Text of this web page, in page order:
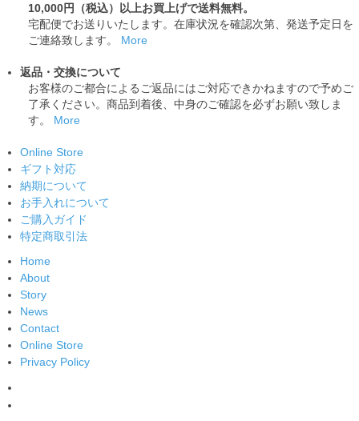
10,000円（税込）以上お買上げで送料無料。
宅配便でお送りいたします。在庫状況を確認次第、発送予定日を
ご連絡致します。 More
返品・交換について
お客様のご都合によるご返品にはご対応できかねますので予めご
了承ください。商品到着後、中身のご確認を必ずお願い致しま
す。 More
Online Store
ギフト対応
納期について
お手入れについて
ご購入ガイド
特定商取引法
Home
About
Story
News
Contact
Online Store
Privacy Policy